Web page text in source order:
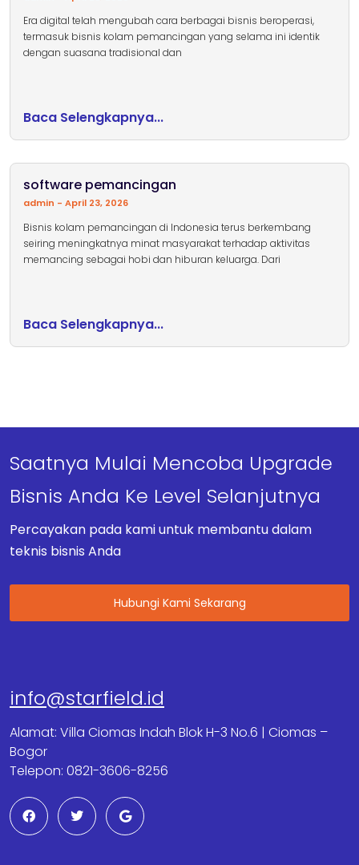
Era digital telah mengubah cara berbagai bisnis beroperasi,
termasuk bisnis kolam pemancingan yang selama ini identik
dengan suasana tradisional dan
Baca Selengkapnya...
software pemancingan
admin April 23, 2026
Bisnis kolam pemancingan di Indonesia terus berkembang
seiring meningkatnya minat masyarakat terhadap aktivitas
memancing sebagai hobi dan hiburan keluarga. Dari
Baca Selengkapnya...
Saatnya Mulai Mencoba Upgrade
Bisnis Anda Ke Level Selanjutnya
Percayakan pada kami untuk membantu dalam
teknis bisnis Anda
Hubungi Kami Sekarang
info@starfield.id
Alamat: Villa Ciomas Indah Blok H-3 No.6 | Ciomas –
Bogor
Telepon: 0821-3606-8256
F
a
c
e
T
w
t
G
o
o
g